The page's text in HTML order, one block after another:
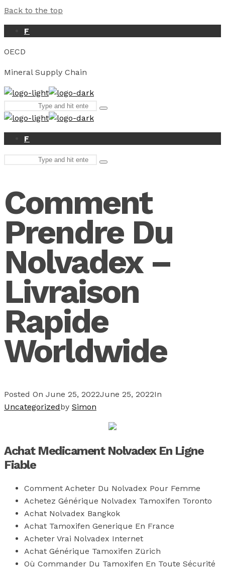
Back to the top
F
OECD
Mineral Supply Chain
for:
Type
enter
F
Type
Comment
Prendre Du
Nolvadex –
Livraison
Rapide
Worldwide
Posted On June 25, 2022June 25, 2022In
Uncategorizedby Simon
Achat Medicament Nolvadex En Ligne
Fiable
Comment Acheter Du Nolvadex Pour Femme
Achetez Générique Nolvadex Tamoxifen Toronto
Achat Nolvadex Bangkok
Achat Tamoxifen Generique En France
Acheter Vrai Nolvadex Internet
Achat Générique Tamoxifen Zürich
Où Commander Du Tamoxifen En Toute Sécurité